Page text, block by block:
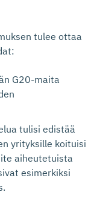
tulee ottaa
G20-maita
tulisi edistää
yrityksille koituisi
aiheutetuista
esimerkiksi